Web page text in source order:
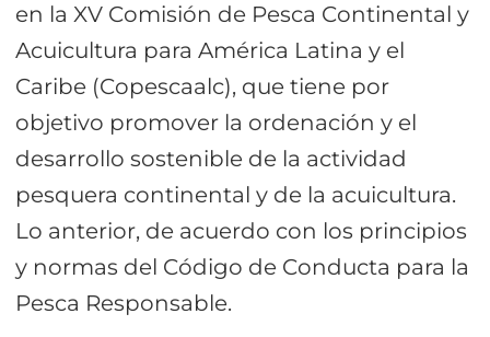
en la XV Comisión de Pesca Continental y
Acuicultura para América Latina y el
Caribe (Copescaalc), que tiene por
objetivo promover la ordenación y el
desarrollo sostenible de la actividad
pesquera continental y de la acuicultura.
Lo anterior, de acuerdo con los principios
y normas del Código de Conducta para la
Pesca Responsable.